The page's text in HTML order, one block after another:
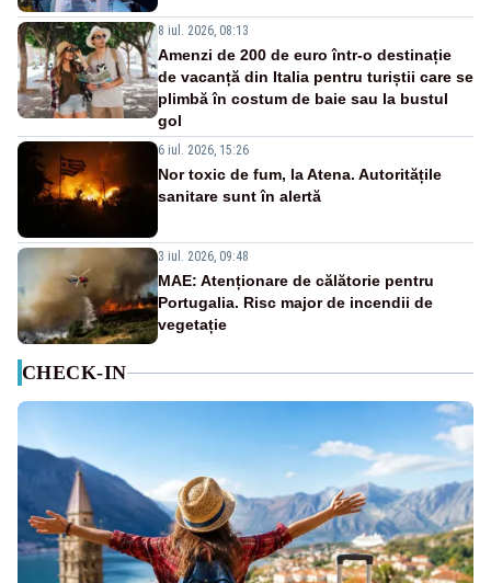
8 iul. 2026, 08:13
Amenzi de 200 de euro într-o destinație
de vacanță din Italia pentru turiștii care se
plimbă în costum de baie sau la bustul
gol
6 iul. 2026, 15:26
Nor toxic de fum, la Atena. Autoritățile
sanitare sunt în alertă
3 iul. 2026, 09:48
MAE: Atenționare de călătorie pentru
Portugalia. Risc major de incendii de
vegetație
CHECK-IN